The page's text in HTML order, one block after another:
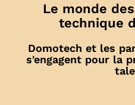
Le monde
technique
Domotech et les
s'engagent pour la